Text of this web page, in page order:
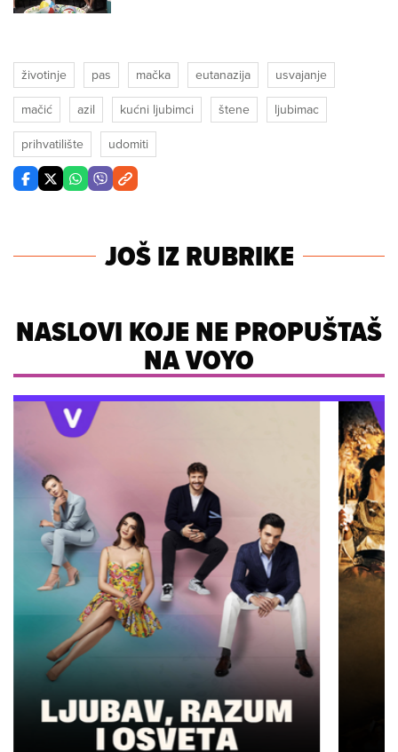
životinje pas mačka eutanazija
usvajanje
mačić
azil kućni ljubimci štene
ljubimac
prihvatilište
udomiti
JOŠ IZ RUBRIKE
NASLOVI KOJE NE PROPUŠTAŠ
NA VOYO